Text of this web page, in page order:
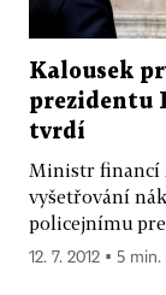
Kalousek
prezidentu
tvrdí
Ministr financí
vyšetřování
policejnímu
12. 7. 2012 ▪ 5